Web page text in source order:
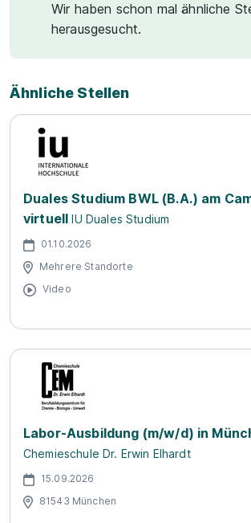
Wir haben schon mal ähnliche
herausgesucht.
Ähnliche Stellen
Duales Studium BWL (B.A.) am
virtuell IU Duales Studium
01.10.2026
Mehrere Standorte
Video
Labor-Ausbildung (m/w/d) in
Chemieschule Dr. Erwin Elhardt
15.09.2026
81543 München